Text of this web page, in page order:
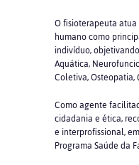
O fisioterapeuta
humano como
indivíduo,
Aquática,
Coletiva,
Como agente
cidadania e ética,
e interprofissional,
Programa Saúde da